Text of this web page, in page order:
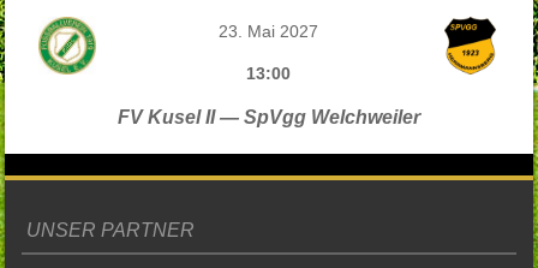
23. Mai 2027
13:00
FV Kusel II — SpVgg Welchweiler
UNSER PARTNER